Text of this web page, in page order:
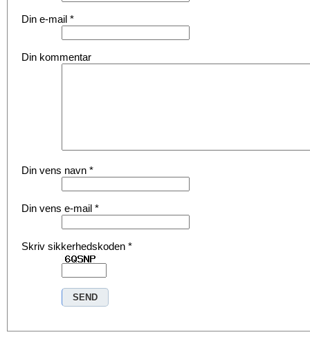
Din e-mail *
Din kommentar
Din vens navn *
Din vens e-mail *
Skriv sikkerhedskoden *